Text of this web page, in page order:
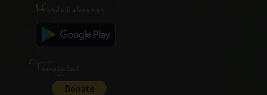
Mobilalkalmazás
Támogatás